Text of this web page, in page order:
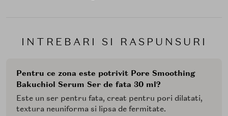
INTREBARI SI RASPUNSURI
Pentru ce zona este potrivit Pore Smoothing
Bakuchiol Serum Ser de fata 30 ml?
Este un ser pentru fata, creat pentru pori dilatati,
textura neuniforma si lipsa de fermitate.